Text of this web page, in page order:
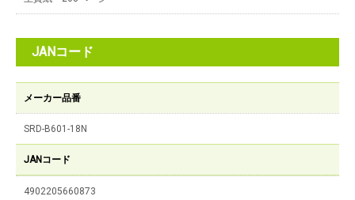
JANコード
メーカー品番
SRD-B601-18N
JANコード
4902205660873